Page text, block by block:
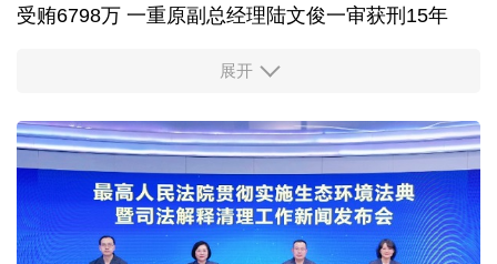
受贿6798万 一重原副总经理陆文俊一审获刑15年
从中国空调热销欧洲，看中国制造惠及全球
二季度中国清洁能源建设景气指数处于较景气区间
服贸会进入倒计时一个月 180余项创新成果将发布
展开